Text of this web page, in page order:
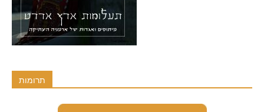
תרומות